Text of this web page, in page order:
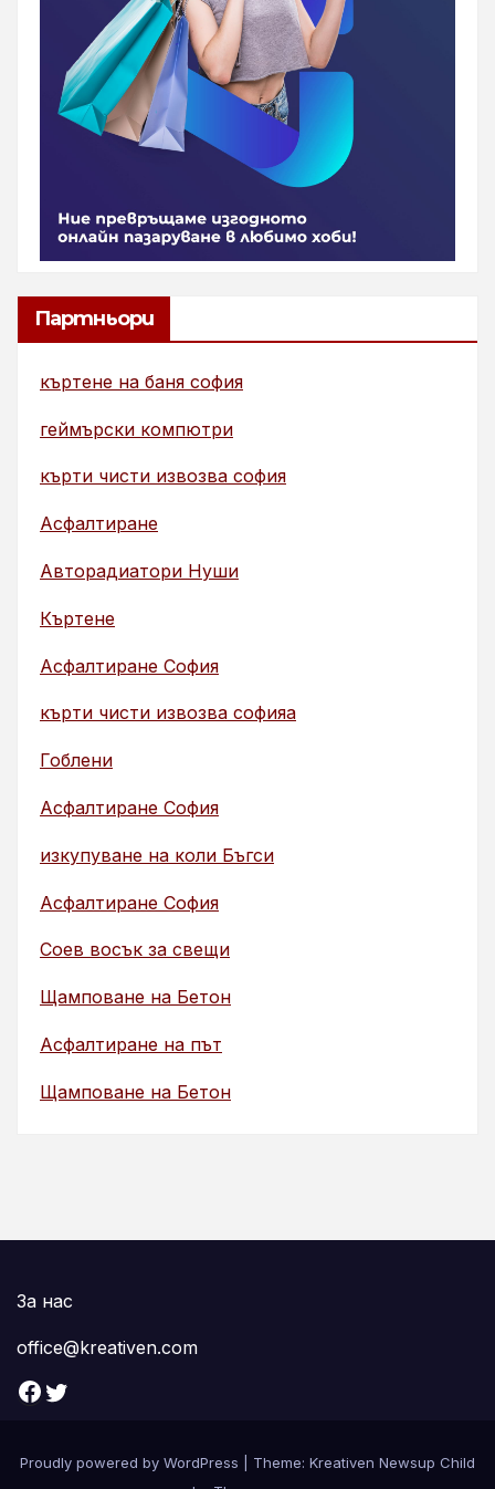
Партньори
къртене на баня софия
геймърски компютри
кърти чисти извозва софия
Асфалтиране
Авторадиатори Нуши
Къртене
Асфалтиране София
кърти чисти извозва софияа
Гоблени
Асфалтиране София
изкупуване на коли Бъгси
Асфалтиране София
Соев восък за свещи
Щамповане на Бетон
Асфалтиране на път
Щамповане на Бетон
За нас
office@kreativen.com
Facebook Twitter
Proudly powered by WordPress
Theme: Kreativen Newsup Child